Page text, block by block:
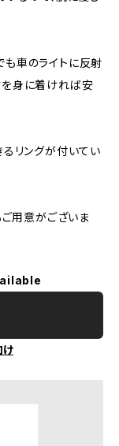
車のライトに反射
を身に着ければ安
るリングが付いてい
用意がございま
け